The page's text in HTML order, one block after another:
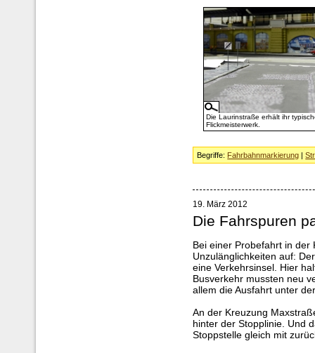
Die Laurinstraße erhält ihr
Flickmeisterwerk.
Begriffe: Fahrbahnmarkierung |
19. März 2012
Die Fahrspuren
Bei einer Probefahrt in
Unzulänglichkeiten auf:
eine Verkehrsinsel. Hier
Busverkehr mussten neu
allem die Ausfahrt unter
An der Kreuzung
hinter der Stopplinie. Und
Stoppstelle gleich mit